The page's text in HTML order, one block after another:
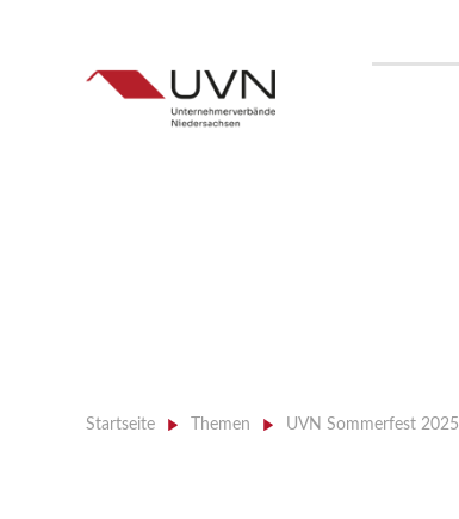
Startseite > Themen > UVN Sommerfest 2025